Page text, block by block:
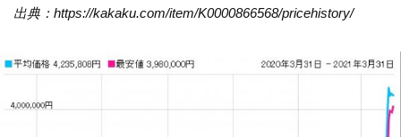
出典：https://kakaku.com/item/K0000866568/pricehistory/